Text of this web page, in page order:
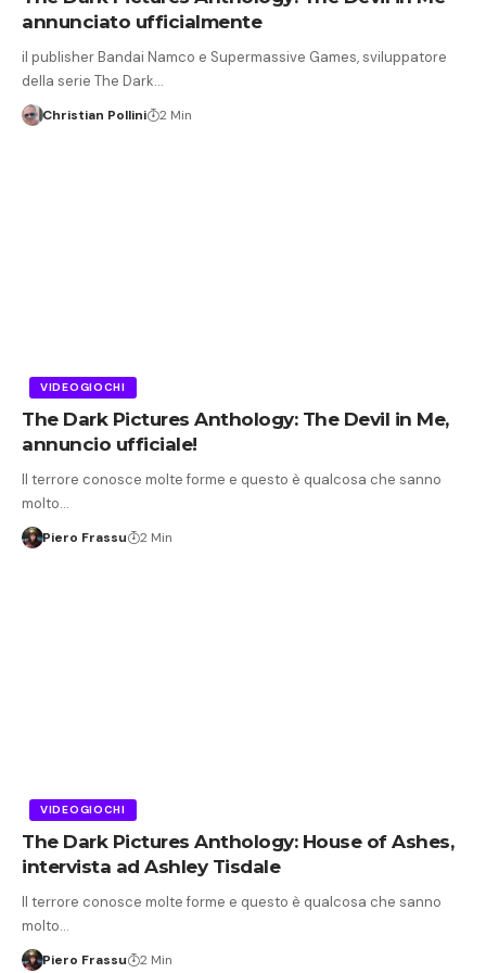
annunciato ufficialmente
il publisher Bandai Namco e Supermassive Games, sviluppatore
della serie The Dark…
Christian Pollini 2 Min
VIDEOGIOCHI
The Dark Pictures Anthology: The Devil in Me,
annuncio ufficiale!
Il terrore conosce molte forme e questo è qualcosa che sanno
molto…
Piero Frassu 2 Min
VIDEOGIOCHI
The Dark Pictures Anthology: House of Ashes,
intervista ad Ashley Tisdale
Il terrore conosce molte forme e questo è qualcosa che sanno
molto…
Piero Frassu 2 Min